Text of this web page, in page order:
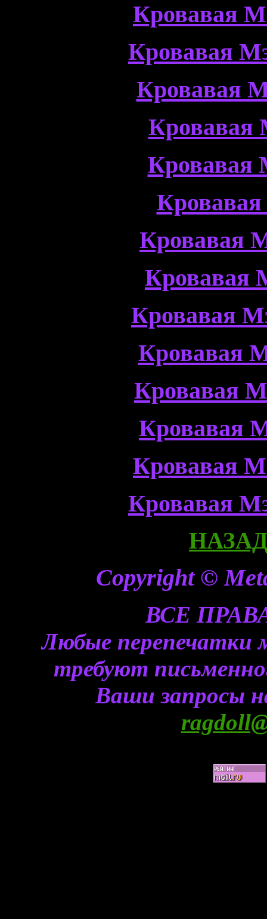
Кровавая
Кровавая
Кровавая
Кровавая
Кровавая
Кровавая
Кровавая
Кровавая
Кровавая
Кровавая
Кровавая
Кровавая
Кровавая
НАЗАД
Copyright ©
ВСЕ
Любые перепечатки
требуют
Ваши запросы